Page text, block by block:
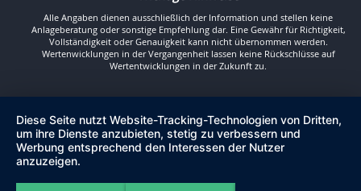
Alle Angaben dienen ausschließlich der Information und stellen keine
Anlageberatung oder sonstige Empfehlung dar. Eine Gewähr für Richtigkeit,
Vollständigkeit oder Genauigkeit kann nicht übernommen werden.
Wertenwicklungen in der Vergangenheit lassen keine Rückschlüsse auf
Wertentwicklungen in der Zukunft zu.
Diese Seite nutzt Website-Tracking-Technologien von Dritten,
um ihre Dienste anzubieten, stetig zu verbessern und
Werbung entsprechend den Interessen der Nutzer
anzuzeigen.